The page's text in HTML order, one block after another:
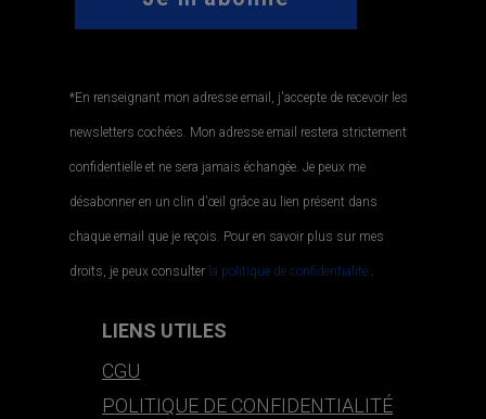
*En renseignant mon adresse email, j'accepte de recevoir les
newsletters cochées. Mon adresse email restera strictement
confidentielle et ne sera jamais échangée. Je peux me
désabonner en un clin d'œil grâce au lien présent dans
chaque email que je reçois. Pour en savoir plus sur mes
droits, je peux consulter la politique de confidentialité..
LIENS UTILES
CGU
POLITIQUE DE CONFIDENTIALITÉ